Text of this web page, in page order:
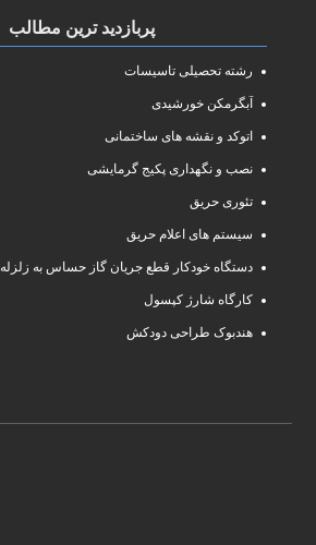
پربازدید ترین مطالب
رشته تحصیلی تاسیسات
آبگرمکن خورشیدی
اتوکد و نقشه های ساختمانی
نصب و نگهداری پکیج گرمایشی
تئوری حریق
سیستم های اعلام حریق
دستگاه خودکار قطع جریان گاز حساس به زلزله
کارگاه شارژ کپسول
هندبوک طراحی دودکش